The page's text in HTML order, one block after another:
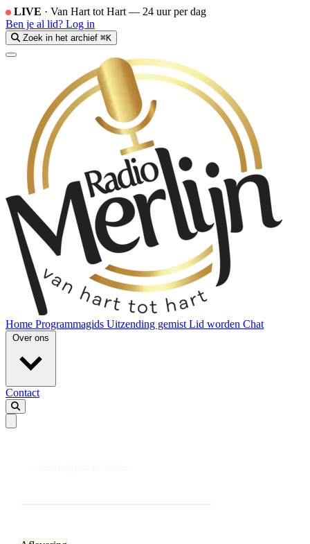
LIVE · Van Hart tot Hart — 24 uur per dag
Ben je al lid? Log in
Zoek in het archief ⌘K
Home Programmagids Uitzending gemist Lid worden Chat
Over ons
Contact